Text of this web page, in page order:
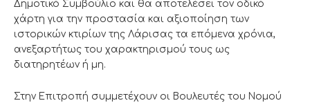
Δημοτικό Συμβούλιο και θα αποτελέσει τον οδικό
χάρτη για την προστασία και αξιοποίηση των
ιστορικών κτιρίων της Λάρισας τα επόμενα χρόνια,
ανεξαρτήτως του χαρακτηρισμού τους ως
διατηρητέων ή μη.
Στην Επιτροπή συμμετέχουν οι Βουλευτές του Νομού